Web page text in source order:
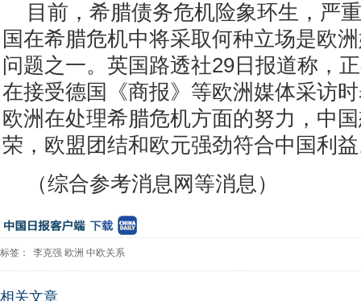
目前，希腊债务危机险象环生，严
国在希腊危机中将采取何种立场是欧
问题之一。英国路透社29日报道称，
在接受德国《商报》等欧洲媒体采访
欧洲在处理希腊危机方面的努力，中
荣，欧盟团结和欧元强劲符合中国利
（综合参考消息网等消息）
标签： 李克强 欧洲 中欧关系
相关文章